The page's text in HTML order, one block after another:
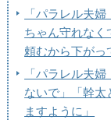
「パラレル夫
ちゃん守れなく
頼むから下がっ
「パラレル夫
ないで」「幹
ますように」